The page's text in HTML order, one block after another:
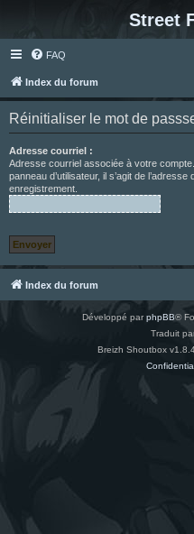
Street
FAQ
Index du forum
Réinitialiser le mot de
Adresse courriel :
Adresse courriel associée à votre
panneau d’utilisateur, il s’agit de
enregistrement.
Index du forum
Développé parphpBB®
Traduit
Breizh Shoutbox